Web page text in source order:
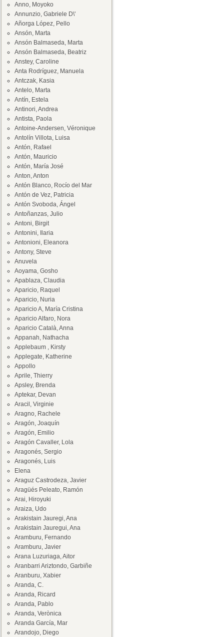
Anno, Moyoko
Annunzio, Gabriele D\'
Añorga López, Pello
Ansón, Marta
Ansón Balmaseda, Marta
Ansón Balmaseda, Beatriz
Anstey, Caroline
Anta Rodríguez, Manuela
Antczak, Kasia
Antelo, Marta
Antín, Estela
Antinori, Andrea
Antista, Paola
Antoine-Andersen, Véronique
Antolín Villota, Luisa
Antón, Rafael
Antón, Mauricio
Antón, María José
Anton, Anton
Antón Blanco, Rocío del Mar
Antón de Vez, Patricia
Antón Svoboda, Ángel
Antoñanzas, Julio
Antoni, Birgit
Antonini, Ilaria
Antonioni, Eleanora
Antony, Steve
Anuvela
Aoyama, Gosho
Apablaza, Claudia
Aparicio, Raquel
Aparicio, Nuria
Aparicio A, María Cristina
Aparicio Alfaro, Nora
Aparicio Català, Anna
Appanah, Nathacha
Applebaum , Kirsty
Applegate, Katherine
Appollo
Aprile, Thierry
Apsley, Brenda
Aptekar, Devan
Aracil, Virginie
Aragno, Rachele
Aragón, Joaquín
Aragón, Emilio
Aragón Cavaller, Lola
Aragonés, Sergio
Aragonés, Luis
Elena
Araguz Castrodeza, Javier
Aragüés Peleato, Ramón
Arai, Hiroyuki
Araiza, Udo
Arakistain Jauregi, Ana
Arakistain Jauregui, Ana
Aramburu, Fernando
Aramburu, Javier
Arana Luzuriaga, Aitor
Aranbarri Ariztondo, Garbiñe
Aranburu, Xabier
Aranda, C.
Aranda, Ricard
Aranda, Pablo
Aranda, Verònica
Aranda García, Mar
Arandojo, Diego